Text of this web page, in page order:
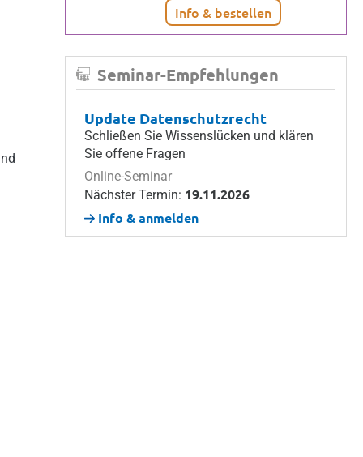
Info & bestellen
Seminar-Empfehlungen
Update Datenschutzrecht
Schließen Sie Wissenslücken und klären
Sie offene Fragen
Online-Seminar
Nächster Termin: 19.11.2026
Info & anmelden